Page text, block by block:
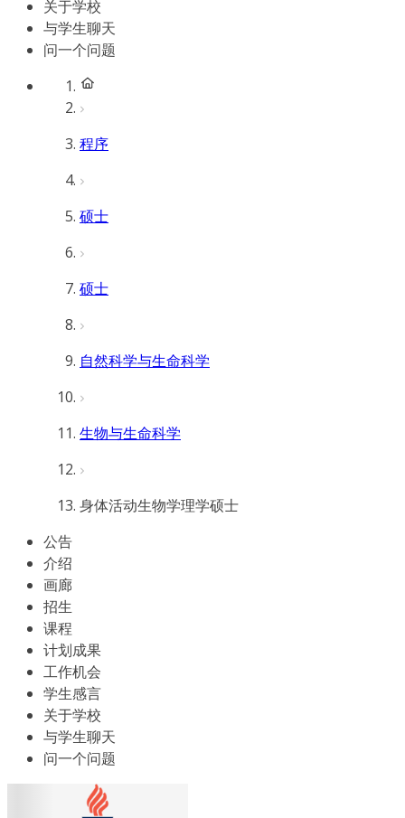
关于学校
与学生聊天
问一个问题
程序
硕士
硕士
自然科学与生命科学
生物与生命科学
身体活动生物学理学硕士
公告
介绍
画廊
招生
课程
计划成果
工作机会
学生感言
关于学校
与学生聊天
问一个问题